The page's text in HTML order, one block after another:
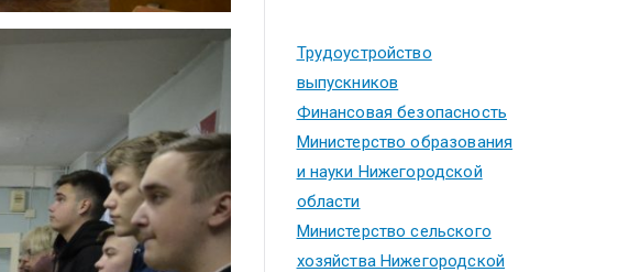
Трудоустройство
выпускников
Финансовая безопасность
Министерство образования
и науки Нижегородской
области
Министерство сельского
хозяйства Нижегородской